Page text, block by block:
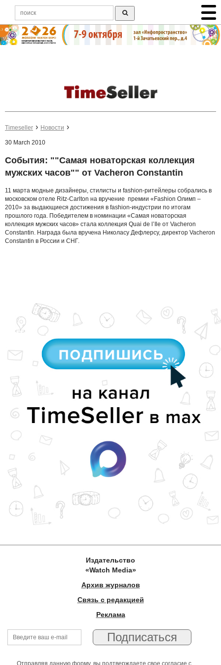
Timeseller Новости
30 March 2010
События: ""Самая новаторская коллекция
мужских часов"" от Vacheron Constantin
11 марта модные дизайнеры, стилисты и fashion-ритейлеры собрались в
московском отеле Ritz-Carlton на вручение премии «Fashion Олимп –
2010» за выдающиеся достижения в fashion-индустрии по итогам
прошлого года. Победителем в номинации «Самая новаторская
коллекция мужских часов» стала коллекция Quai de l’Ile от Vacheron
Constantin. Награда была вручена Николасу Дефлерсу, директор Vacheron
Constantin в России и СНГ.
Издательство
«Watch Media»
Архив журналов
Связь с редакцией
Реклама
Отправляя данную форму, вы подтверждаете свое согласие с